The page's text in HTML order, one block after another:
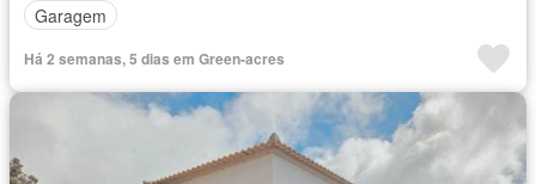
Garagem
Há 2 semanas, 5 dias em Green-acres